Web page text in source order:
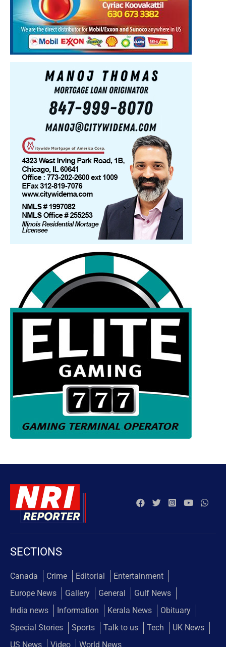
SECTIONS
Canada Crime Editorial
Entertainment
Europe News
Gallery General
Gulf News
India news
Information Kerala News
Obituary
Special Stories
Sports Talk to us Tech
UK News
US News
Video World News